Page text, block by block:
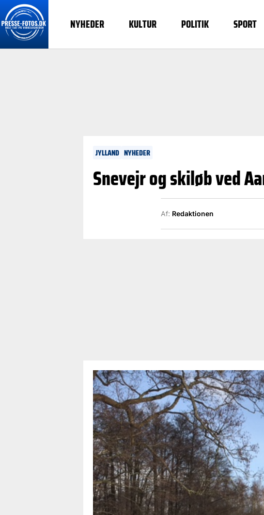
NYHEDER KULTUR POLITIK SPORT
JYLLAND NYHEDER
Snevejr og skiløb ved
Af: Redaktionen